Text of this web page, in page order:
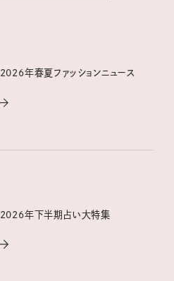
2026年春夏ファッションニュース
2026年下半期占い大特集